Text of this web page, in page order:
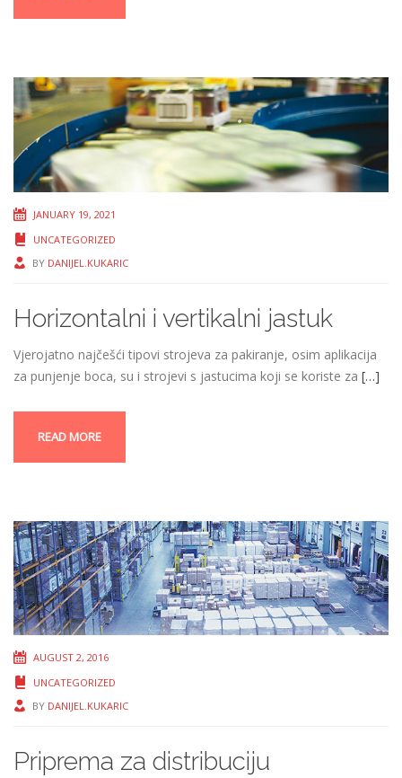
JANUARY 19, 2021
UNCATEGORIZED
BY DANIJEL.KUKARIC
Horizontalni i vertikalni jastuk
Vjerojatno najčešći tipovi strojeva za pakiranje, osim aplikacija
za punjenje boca, su i strojevi s jastucima koji se koriste za […]
READ MORE
AUGUST 2, 2016
UNCATEGORIZED
BY DANIJEL.KUKARIC
Priprema za distribuciju